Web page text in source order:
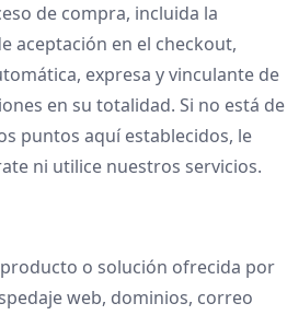
de compra, incluida la
aceptación en el checkout,
expresa y vinculante de
en su totalidad. Si no está de
puntos aquí establecidos, le
ni utilice nuestros servicios.
o solución ofrecida por
web, dominios, correo